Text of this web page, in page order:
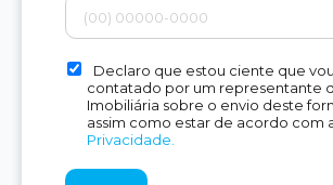
Declaro que estou ciente que
contatado por um representante
Imobiliária sobre o envio deste
assim como estar de acordo com
Privacidade.